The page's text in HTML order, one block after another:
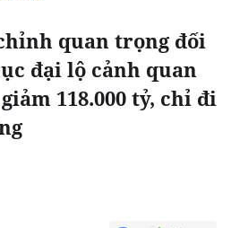
quan trọng đối
đại lộ cảnh quan
118.000 tỷ, chỉ đi